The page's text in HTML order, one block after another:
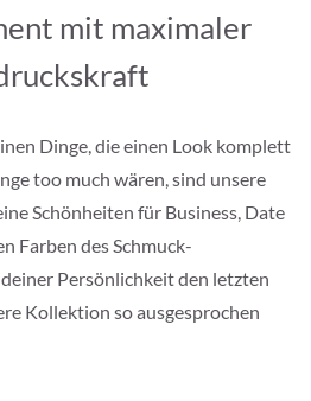
mit maximaler
Dinge, die einen Look komplett
too much wären, sind unsere
Schönheiten für Business, Date
Farben des Schmuck-
Persönlichkeit den letzten
Kollektion so ausgesprochen